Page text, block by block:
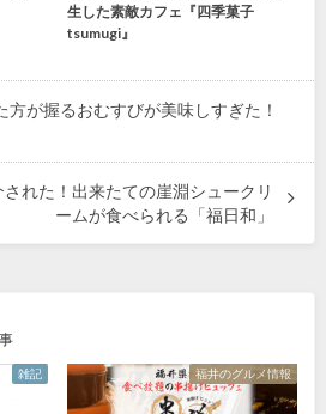
生した素敵カフェ『四季菓子
tsumugi』
方が握るおむすびが美味しすぎた！
れた！出来たての崖淵シュークリ
ームが食べられる「福日和」
雑記 福井のグルメ情報